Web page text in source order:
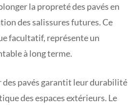
la propreté des pavés en
des salissures futures. Ce
facultatif, représente un
à long terme.
des pavés garantit leur durabilité
des espaces extérieurs. Le